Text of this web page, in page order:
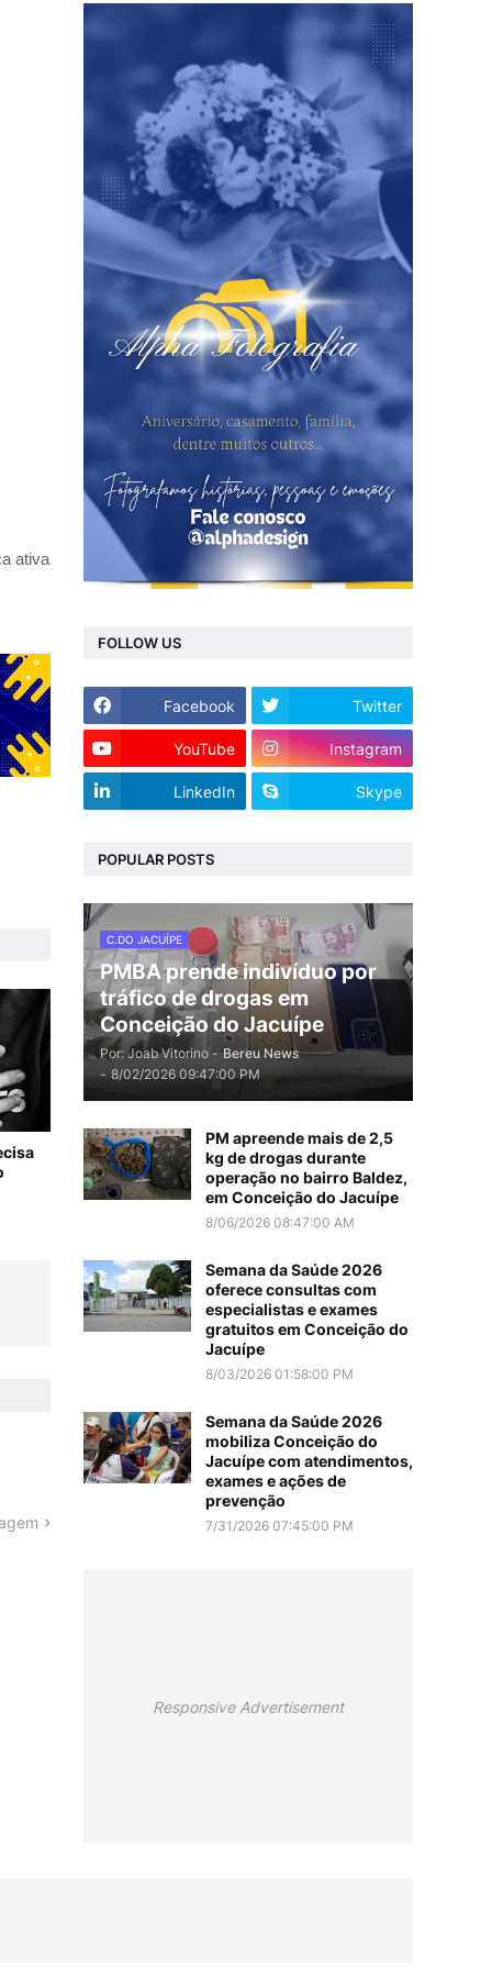
ativa
FOLLOW US
Facebook Twitter
YouTube Instagram
LinkedIn Skype
POPULAR POSTS
C.DO JACUÍPE
PMBA prende indivíduo por
tráfico de drogas em
Conceição do Jacuípe
Por: Joab Vitorino - Bereu News
- 8/02/2026 09:47:00 PM
PM apreende mais de 2,5
kg de drogas durante
operação no bairro Baldez,
em Conceição do Jacuípe
8/06/2026 08:47:00 AM
Semana da Saúde 2026
oferece consultas com
especialistas e exames
gratuitos em Conceição do
Jacuípe
8/03/2026 01:58:00 PM
Semana da Saúde 2026
mobiliza Conceição do
Jacuípe com atendimentos,
exames e ações de
prevenção
7/31/2026 07:45:00 PM
Responsive Advertisement